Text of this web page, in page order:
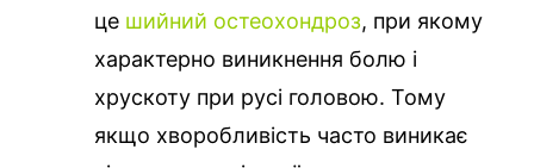
це шийний остеохондроз, при якому
характерно виникнення болю і
хрускоту при русі головою. Тому
якщо хворобливість часто виникає